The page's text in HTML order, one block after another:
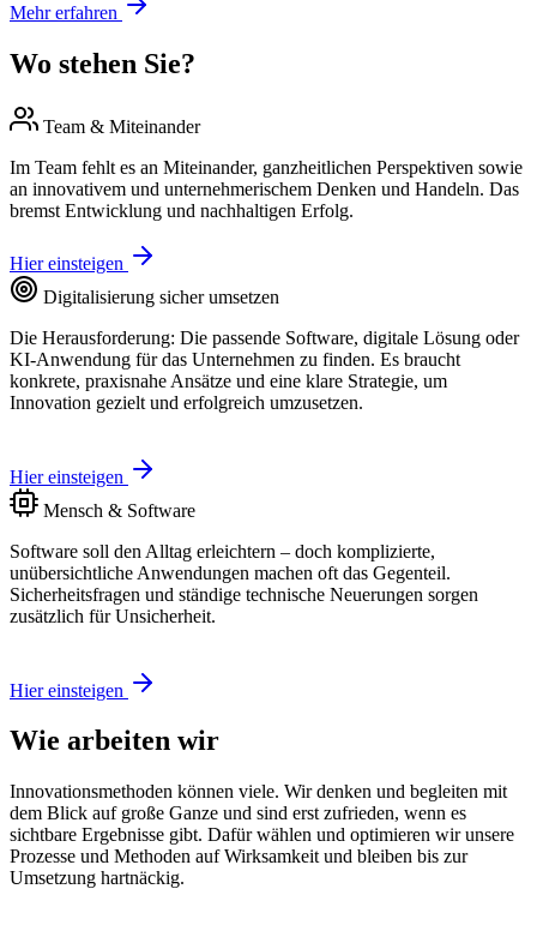
Mehr erfahren
Wo stehen Sie?
Team & Miteinander
Im Team fehlt es an Miteinander, ganzheitlichen Perspektiven sowie
an innovativem und unternehmerischem Denken und Handeln. Das
bremst Entwicklung und nachhaltigen Erfolg.
Hier einsteigen
Digitalisierung sicher umsetzen
Die Herausforderung: Die passende Software, digitale Lösung oder
KI-Anwendung für das Unternehmen zu finden. Es braucht
konkrete, praxisnahe Ansätze und eine klare Strategie, um
Innovation gezielt und erfolgreich umzusetzen.
Hier einsteigen
Mensch & Software
Software soll den Alltag erleichtern – doch komplizierte,
unübersichtliche Anwendungen machen oft das Gegenteil.
Sicherheitsfragen und ständige technische Neuerungen sorgen
zusätzlich für Unsicherheit.
Hier einsteigen
Wie arbeiten wir
Innovationsmethoden können viele. Wir denken und begleiten mit
dem Blick auf große Ganze und sind erst zufrieden, wenn es
sichtbare Ergebnisse gibt. Dafür wählen und optimieren wir unsere
Prozesse und Methoden auf Wirksamkeit und bleiben bis zur
Umsetzung hartnäckig.